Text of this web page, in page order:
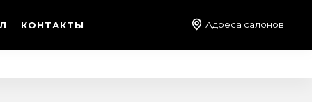
КОНТАКТЫ Адреса салонов